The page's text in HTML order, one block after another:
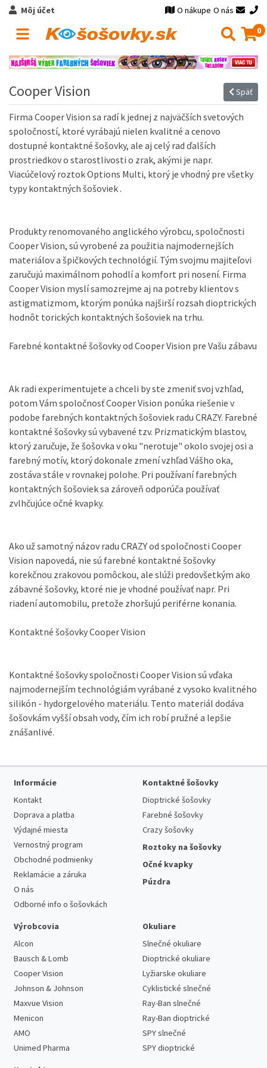
Môj účet O nákupe O nás
0
Cooper Vision Späť
Firma Cooper Vision sa radí k jednej z najväčších svetových
spoločností, ktoré vyrábajú nielen kvalitné a cenovo
dostupné kontaktné šošovky, ale aj celý rad ďalších
prostriedkov o starostlivosti o zrak, akými je napr.
Viacúčelový roztok Options Multi, ktorý je vhodný pre všetky
typy kontaktných šošoviek.
Produkty renomovaného anglického výrobcu, spoločnosti
Cooper Vision, sú vyrobené za použitia najmodernejších
materiálov a špičkových technológií. Tým svojmu majiteľovi
zaručujú maximálnom pohodlí a komfort pri nosení. Firma
Cooper Vision myslí samozrejme aj na potreby klientov s
astigmatizmom, ktorým ponúka najširší rozsah dioptrických
hodnôt torických kontaktných šošoviek na trhu.
Farebné kontaktné šošovky od Cooper Vision pre Vašu zábavu
Ak radi experimentujete a chceli by ste zmeniť svoj vzhľad,
potom Vám spoločnosť Cooper Vision ponúka riešenie v
podobe farebných kontaktných šošoviek radu CRAZY. Farebné
kontaktné šošovky sú vybavené tzv. Prizmatickým blastov,
ktorý zaručuje, že šošovka v oku "nerotuje" okolo svojej osi a
farebný motív, ktorý dokonale zmení vzhľad Vášho oka,
zostáva stále v rovnakej polohe. Pri používaní farebných
kontaktných šošoviek sa zároveň odporúča používať
zvlhčujúce očné kvapky.
Ako už samotný názov radu CRAZY od spoločnosti Cooper
Vision napovedá, nie sú farebné kontaktné šošovky
korekčnou zrakovou pomôckou, ale slúži predovšetkým ako
zábavné šošovky, ktoré nie je vhodné používať napr. Pri
riadení automobilu, pretože zhoršujú periférne konania.
Kontaktné šošovky Cooper Vision
Kontaktné šošovky spoločnosti Cooper Vision sú vďaka
najmodernejším technológiám vyrábané z vysoko kvalitného
silikón - hydorgelového materiálu. Tento materiál dodáva
šošovkám vyšší obsah vody, čím ich robí pružné a lepšie
znášanlivé.
Informácie
Kontakt
Doprava a platba
Výdajné miesta
Vernostný program
Obchodné podmienky
Reklamácie a záruka
O nás
Odborné info o šošovkách
Kontaktné šošovky
Dioptrické šošovky
Farebné šošovky
Crazy šošovky
Roztoky na šošovky
Očné kvapky
Púzdra
Výrobcovia
Alcon
Bausch & Lomb
Cooper Vision
Johnson & Johnson
Maxvue Vision
Menicon
AMO
Unimed Pharma
Okuliare
Slnečné okuliare
Dioptrické okuliare
Lyžiarske okuliare
Cyklistické slnečné
Ray-Ban slnečné
Ray-Ban dioptrické
SPY slnečné
SPY dioptrické